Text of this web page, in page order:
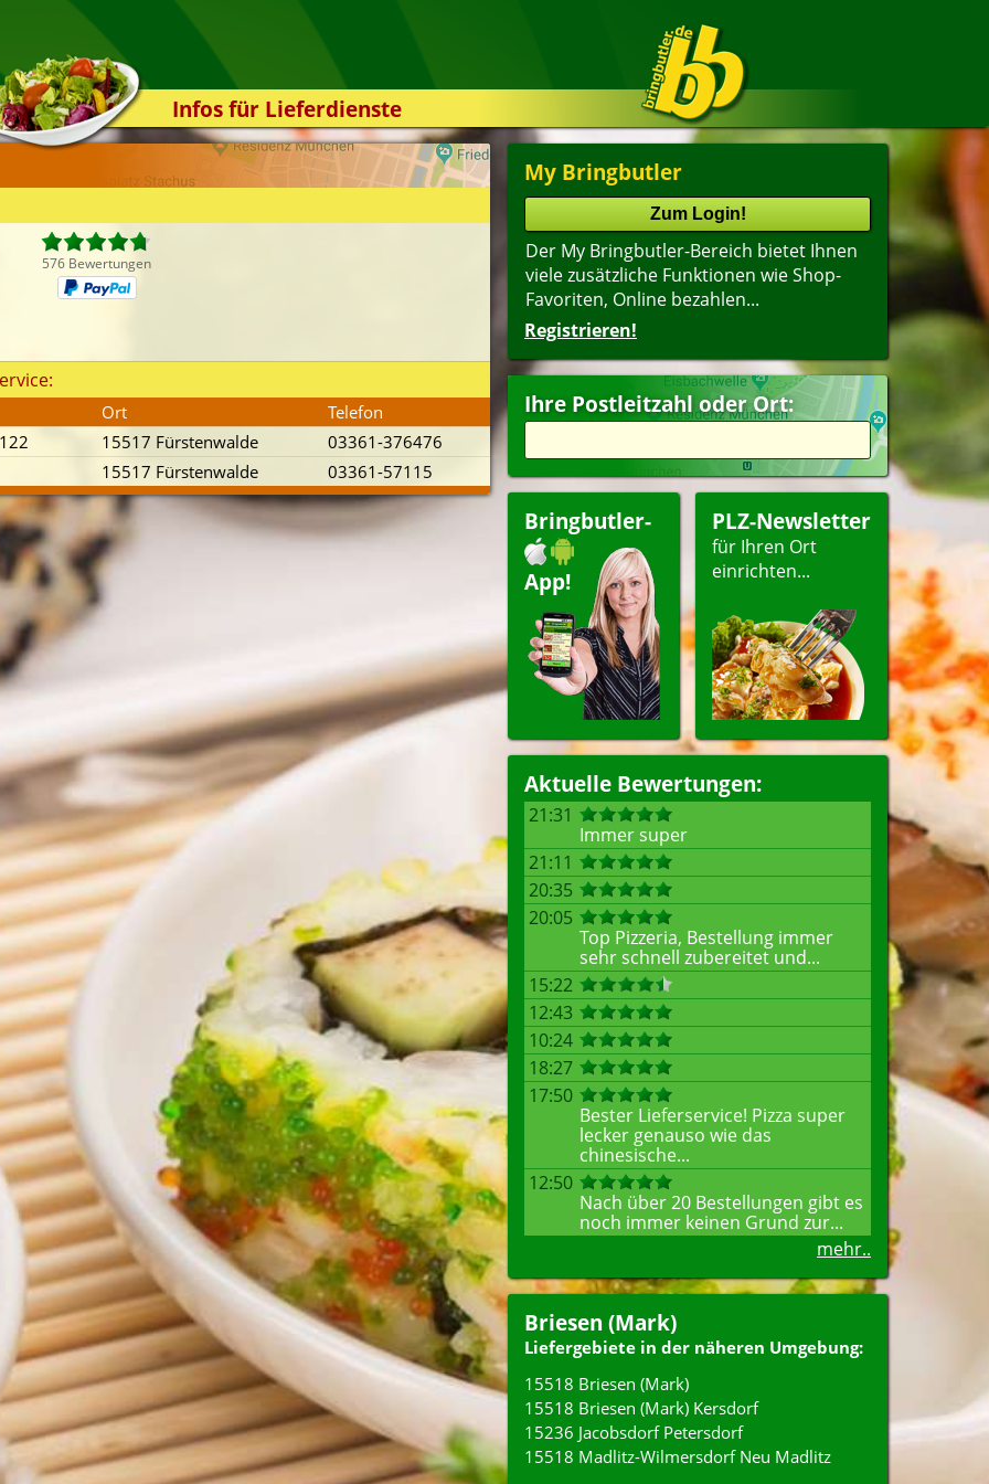
Infos für Lieferdienste
Kassensystem
Zuverlässigkeit
Kontakt
My Bringbutler
Der My Bringbutler-Bereich bietet Ihnen
viele zusätzliche Funktionen wie Shop-
Favoriten, Online bezahlen...
Registrieren!
Ihre Postleitzahl oder Ort:
Bringbutler-
App!
PLZ-Newsletter
für Ihren Ort
einrichten...
Aktuelle Bewertungen:
21:31
Immer super
21:11
20:35
20:05
Top Pizzeria, Bestellung immer
sehr schnell zubereitet und...
15:22
12:43
10:24
18:27
17:50
Bester Lieferservice! Pizza super
lecker genauso wie das
chinesische...
12:50
Nach über 20 Bestellungen gibt es
noch immer keinen Grund zur...
mehr..
Briesen (Mark)
Liefergebiete in der näheren Umgebung:
15518 Briesen (Mark)
15518 Briesen (Mark) Kersdorf
15236 Jacobsdorf Petersdorf
15518 Madlitz-Wilmersdorf Neu Madlitz
576 Bewertungen
Ort
Telefon
15517 Fürstenwalde
03361-376476
15517 Fürstenwalde 03361-57115